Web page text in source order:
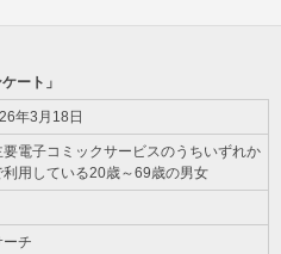
ート」
年3月18日
電子コミックサービスのうちいずれか
用している20歳～69歳の男女
チ